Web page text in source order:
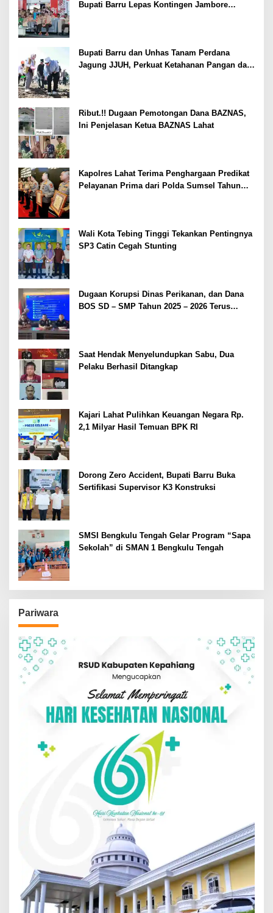
Bupati Barru Lepas Kontingen Jambore
Bupati Barru dan Unhas Tanam Perdana
Jagung JJUH, Perkuat Ketahanan Pangan dan
Ribut.!! Dugaan Pemotongan Dana BAZNAS,
Ini Penjelasan Ketua BAZNAS Lahat
Kapolres Lahat Terima Penghargaan Predikat
Pelayanan Prima dari Polda Sumsel Tahun
Wali Kota Tebing Tinggi Tekankan Pentingnya
SP3 Catin Cegah Stunting
Dugaan Korupsi Dinas Perikanan, dan Dana
BOS SD – SMP Tahun 2025 – 2026 Terus
Saat Hendak Menyelundupkan Sabu, Dua
Pelaku Berhasil Ditangkap
Kajari Lahat Pulihkan Keuangan Negara Rp.
2,1 Milyar Hasil Temuan BPK RI
Dorong Zero Accident, Bupati Barru Buka
Sertifikasi Supervisor K3 Konstruksi
SMSI Bengkulu Tengah Gelar Program “Sapa
Sekolah” di SMAN 1 Bengkulu Tengah
Pariwara